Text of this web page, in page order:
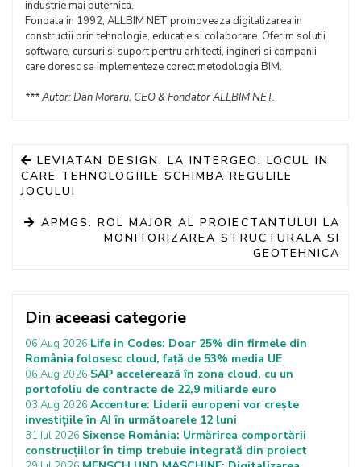
industrie mai puternica.
Fondata in 1992, ALLBIM NET promoveaza digitalizarea in
constructii prin tehnologie, educatie si colaborare. Oferim solutii
software, cursuri si suport pentru arhitecti, ingineri si companii
care doresc sa implementeze corect metodologia BIM.
*** Autor: Dan Moraru, CEO & Fondator ALLBIM NET.
LEVIATAN DESIGN, LA INTERGEO: LOCUL IN
CARE TEHNOLOGIILE SCHIMBA REGULILE
JOCULUI
APMGS: ROL MAJOR AL PROIECTANTULUI LA
MONITORIZAREA STRUCTURALA SI
GEOTEHNICA
Din aceeasi categorie
06 Aug 2026 Life in Codes: Doar 25% din firmele din
România folosesc cloud, față de 53% media UE
06 Aug 2026 SAP accelerează în zona cloud, cu un
portofoliu de contracte de 22,9 miliarde euro
03 Aug 2026 Accenture: Liderii europeni vor crește
investițiile în AI în următoarele 12 luni
31 Iul 2026 Sixense România: Urmărirea comportării
construcțiilor în timp trebuie integrată din proiect